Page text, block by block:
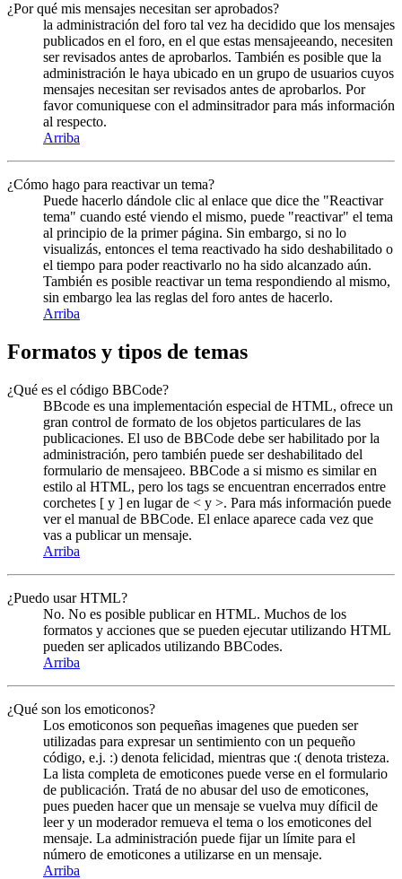
¿Por qué mis mensajes necesitan ser aprobados?
la administración del foro tal vez ha decidido que los mensajes
publicados en el foro, en el que estas mensajeeando, necesiten
ser revisados antes de aprobarlos. También es posible que la
administración le haya ubicado en un grupo de usuarios cuyos
mensajes necesitan ser revisados antes de aprobarlos. Por
favor comuniquese con el adminsitrador para más información
al respecto.
Arriba
¿Cómo hago para reactivar un tema?
Puede hacerlo dándole clic al enlace que dice the "Reactivar
tema" cuando esté viendo el mismo, puede "reactivar" el tema
al principio de la primer página. Sin embargo, si no lo
visualizás, entonces el tema reactivado ha sido deshabilitado o
el tiempo para poder reactivarlo no ha sido alcanzado aún.
También es posible reactivar un tema respondiendo al mismo,
sin embargo lea las reglas del foro antes de hacerlo.
Arriba
Formatos y tipos de temas
¿Qué es el código BBCode?
BBcode es una implementación especial de HTML, ofrece un
gran control de formato de los objetos particulares de las
publicaciones. El uso de BBCode debe ser habilitado por la
administración, pero también puede ser deshabilitado del
formulario de mensajeeo. BBCode a si mismo es similar en
estilo al HTML, pero los tags se encuentran encerrados entre
corchetes [ y ] en lugar de < y >. Para más información puede
ver el manual de BBCode. El enlace aparece cada vez que
vas a publicar un mensaje.
Arriba
¿Puedo usar HTML?
No. No es posible publicar en HTML. Muchos de los
formatos y acciones que se pueden ejecutar utilizando HTML
pueden ser aplicados utilizando BBCodes.
Arriba
¿Qué son los emoticonos?
Los emoticonos son pequeñas imagenes que pueden ser
utilizadas para expresar un sentimiento con un pequeño
código, e.j. :) denota felicidad, mientras que :( denota tristeza.
La lista completa de emoticones puede verse en el formulario
de publicación. Tratá de no abusar del uso de emoticones,
pues pueden hacer que un mensaje se vuelva muy díficil de
leer y un moderador remueva el tema o los emoticones del
mensaje. La administración puede fijar un límite para el
número de emoticones a utilizarse en un mensaje.
Arriba